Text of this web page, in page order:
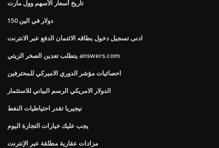
تاريخ أسعار الأسهم وول مارت
150 دولار في الين
ادنى تسجيل دخول بطاقه الائتمان الدفع عبر الانترنت
يتطلب تعدين الصخر الزيتي answers.com
احصائيات مؤشر الدوري الاميركي للمحترفين
الدولار الامريكي الرسم البياني للاستثمار
نيجيريا تقدر احتياطيات النفط
يجب عليك خيارات التجارة اليوم
مزادات عقارية مطلقة عبر الإنترنت